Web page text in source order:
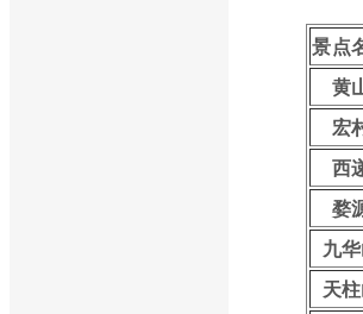
景点
黄
宏
西
婺
九
天